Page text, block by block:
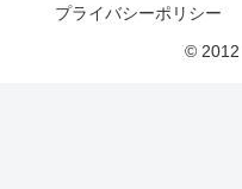
プライバシーポリシー
© 2012